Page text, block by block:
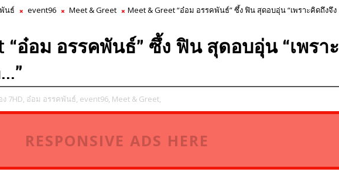
นธ์ event96 Meet & Greet
Meet & Greet “อ๋อม อรรคพันธ์” ซึ้ง ฟิน สุดอบอุ่น “เพราะคิดถึงจึง
“อ๋อม อรรคพันธ์” ซึ้ง ฟิน สุดอบอุ่น “เพราะ
7HD, อ๋อม อรรคพันธ์, event96, Meet & Greet,
RESPONSIVE ADS HERE